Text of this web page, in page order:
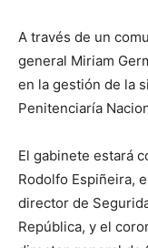
A través de un
general Miriam
en la gestión de la
Penitenciaría
El gabinete estará
Rodolfo Espiñeira,
director de
República, y el